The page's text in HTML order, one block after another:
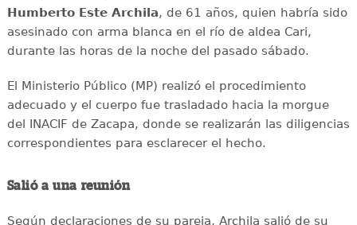
Humberto Este Archila, de 61 años, quien habría sido
asesinado con arma blanca en el río de aldea Cari,
durante las horas de la noche del pasado sábado.
El Ministerio Público (MP) realizó el procedimiento
adecuado y el cuerpo fue trasladado hacia la morgue
del INACIF de Zacapa, donde se realizarán las diligencias
correspondientes para esclarecer el hecho.
Salió a una reunión
Según declaraciones de su pareja, Archila salió de su